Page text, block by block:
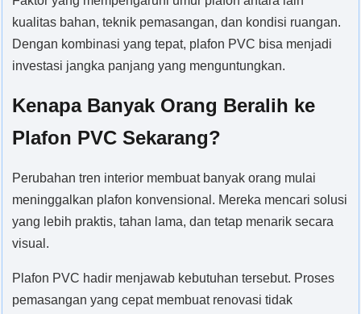
kualitas bahan, teknik pemasangan, dan kondisi ruangan.
Dengan kombinasi yang tepat, plafon PVC bisa menjadi
investasi jangka panjang yang menguntungkan.
Kenapa Banyak Orang Beralih ke
Plafon PVC Sekarang?
Perubahan tren interior membuat banyak orang mulai
meninggalkan plafon konvensional. Mereka mencari solusi
yang lebih praktis, tahan lama, dan tetap menarik secara
visual.
Plafon PVC hadir menjawab kebutuhan tersebut. Proses
pemasangan yang cepat membuat renovasi tidak